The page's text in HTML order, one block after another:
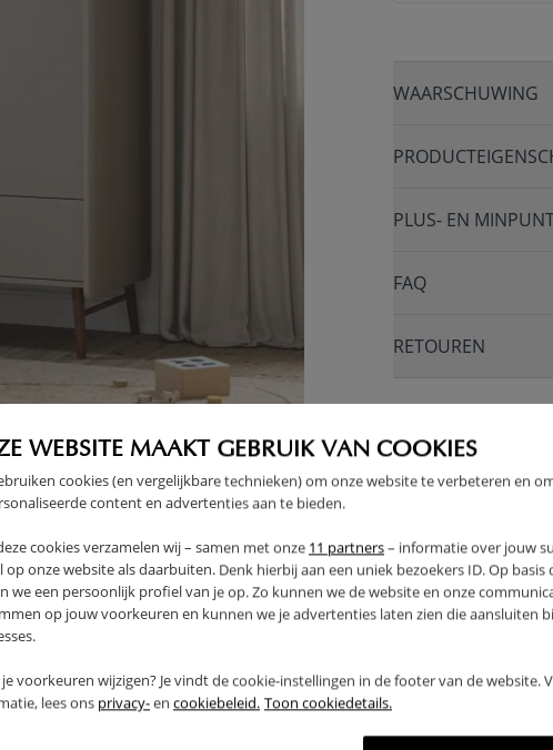
WEBSITE MAAKT GEBRUIK VAN COOKIES
cookies (en vergelijkbare technieken) om onze website te verbeteren en
content en advertenties aan te bieden.
cookies verzamelen wij – samen met onze 11 partners– informatie over jouw
op onze website als daarbuiten. Denk hierbij aan een uniek bezoekers ID. Op basis
we een persoonlijk profiel van je op. Zo kunnen we de website en onze
op jouw voorkeuren en kunnen we je advertenties laten zien die aansluiten
je voorkeuren wijzigen? Je vindt de cookie-instellingen in de footer van de website.
lees ons privacy-en cookiebeleid. Toon cookiedetails.
WAARSCHUWING
PLUS- EN
FAQ
RETOUREN